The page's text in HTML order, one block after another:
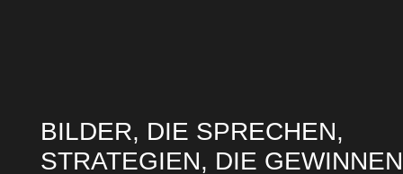
BILDER, DIE SPRECHEN,
STRATEGIEN, DIE GEWINNEN